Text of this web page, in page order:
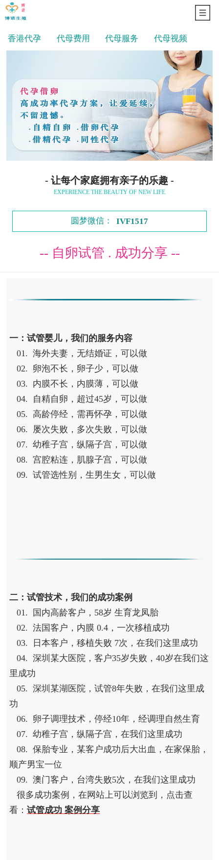
香港代孕 代母费用 代母服务 代母视频
1/1
- 让每个家庭拥有亲子的乐趣 -
EXPERIENCE THE BEAUTY OF NEW LIFE
圆梦微信： IVF1517
-- 自卵试管 . 成功分享 --
一：试管婴儿，我们的服务内容
01. 海外夫妻，无结婚证，可以做
02. 卵泡不长，卵子少，可以做
03. 内膜不长，内膜薄，可以做
04. 自精自卵，超过45岁，可以做
05. 高龄停经，需再怀孕，可以做
06. 屡次失败，多次失败，可以做
07. 幼稚子宫，纵隔子宫，可以做
08. 宫腔粘连，肌腺子宫，可以做
09. 试管选性别，生男生女，可以做
二：试管技术，我们的成功案例
01. 国内高龄客户，58岁 生育龙凤胎
02. 法国客户，内膜 0.4，一次移植成功
03. 日本客户，移植失败 7次，在我们这里成功
04. 深圳某大医院，客户35岁失败，40岁在我们这
里成功
05. 深圳某湖医院，试管8年失败，在我们这里成
功
06. 卵子调理技术，停经10年，经调理自然生育
07. 幼稚子宫，纵隔子宫，在我们这里成功
08. 保胎专业，某客户成功后大出血，在家保胎，
顺产男宝一位
09. 澳门客户，台湾失败5次，在我们这里成功
很多成功案例，在网站上可以浏览到，点击查
看：试管成功 案例分享